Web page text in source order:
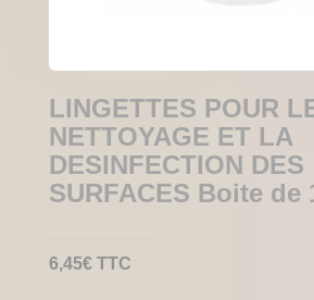
LINGETTES POUR
NETTOYAGE ET LA
DESINFECTION DES
SURFACES Boite de
6,45€ TTC